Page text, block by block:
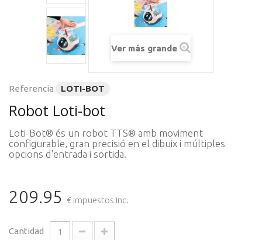
Ver más grande
Referencia LOTI-BOT
Robot Loti-bot
Loti-Bot® és un robot TTS® amb moviment
configurable, gran precisió en el dibuix i múltiples
opcions d'entrada i sortida.
209.95 € impuestos inc.
Cantidad